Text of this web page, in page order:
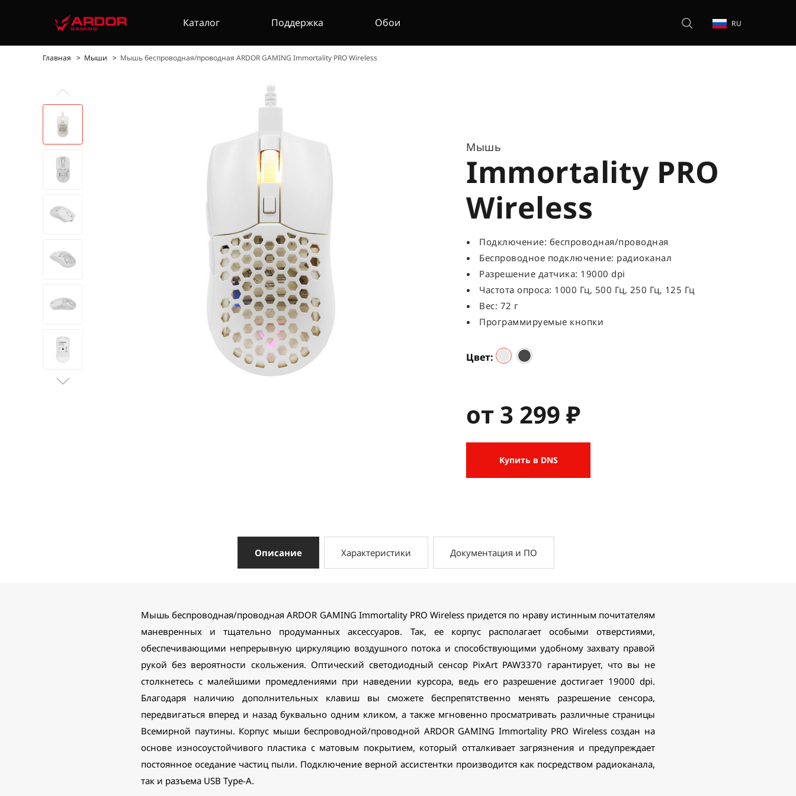
Каталог Поддержка Обои RU
Главная Мыши Мышь беспроводная/проводная ARDOR GAMING Immortality PRO Wireless
Мышь
Immortality PRO
Wireless
Подключение: беспроводная/проводная
Беспроводное подключение: радиоканал
Разрешение датчика: 19000 dpi
Частота опроса: 1000 Гц, 500 Гц, 250 Гц, 125 Гц
Вес: 72 г
Программируемые кнопки
Цвет
от 3 299 ₽
Купить в DNS
Описание Характеристики Документация и ПО
Мышь беспроводная/проводная ARDOR GAMING Immortality PRO Wireless придется по нраву истинным почитателям
маневренных и тщательно продуманных аксессуаров. Так, ее корпус располагает особыми отверстиями,
обеспечивающими непрерывную циркуляцию воздушного потока и способствующими удобному захвату правой
рукой без вероятности скольжения. Оптический светодиодный сенсор PixArt PAW3370 гарантирует, что вы не
столкнетесь с малейшими промедлениями при наведении курсора, ведь его разрешение достигает 19000 dpi.
Благодаря наличию дополнительных клавиш вы сможете беспрепятственно менять разрешение сенсора,
передвигаться вперед и назад буквально одним кликом, а также мгновенно просматривать различные страницы
Всемирной паутины. Корпус мыши беспроводной/проводной ARDOR GAMING Immortality PRO Wireless создан на
основе износоустойчивого пластика с матовым покрытием, который отталкивает загрязнения и предупреждает
постоянное оседание частиц пыли. Подключение верной ассистентки производится как посредством радиоканала,
так и разъема USB Type-A.